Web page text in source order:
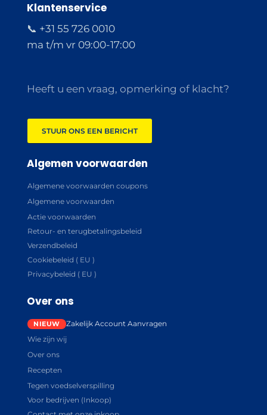
Klantenservice
📞 +31 55 726 0010
ma t/m vr 09:00-17:00
Heeft u een vraag, opmerking of klacht?
STUUR ONS EEN BERICHT
Algemen voorwaarden
Algemene voorwaarden coupons
Algemene voorwaarden
Actie voorwaarden
Retour- en terugbetalingsbeleid
Verzendbeleid
Cookiebeleid ( EU )
Privacybeleid ( EU )
Over ons
Zakelijk Account Aanvragen
Wie zijn wij
Over ons
Recepten
Tegen voedselverspilling
Voor bedrijven (Inkoop)